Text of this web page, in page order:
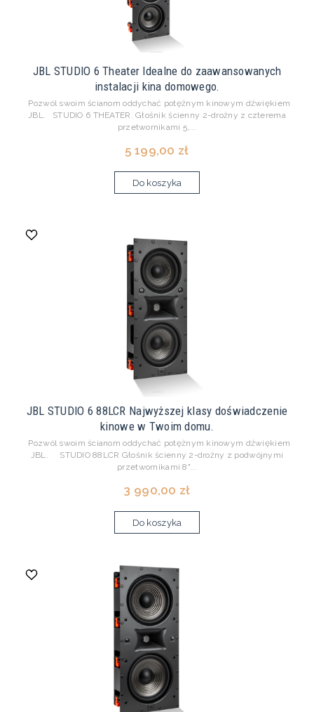
JBL STUDIO 6 Theater Idealne do zaawansowanych
instalacji kina domowego.
Pozwól swoim ścianom oddychać potężnym kinowym dźwiękiem
JBL. STUDIO 6 THEATER. Głośnik ścienny 2-drożny z czterema
przetwornikami 5,...
5 199,00 zł
Do koszyka
JBL STUDIO 6 88LCR Najwyższej klasy doświadczenie
kinowe w Twoim domu.
Pozwól swoim ścianom oddychać potężnym kinowym dźwiękiem
JBL. STUDIO 88LCR Głośnik ścienny 2-drożny z podwójnymi
przetwornikami 8"...
3 990,00 zł
Do koszyka